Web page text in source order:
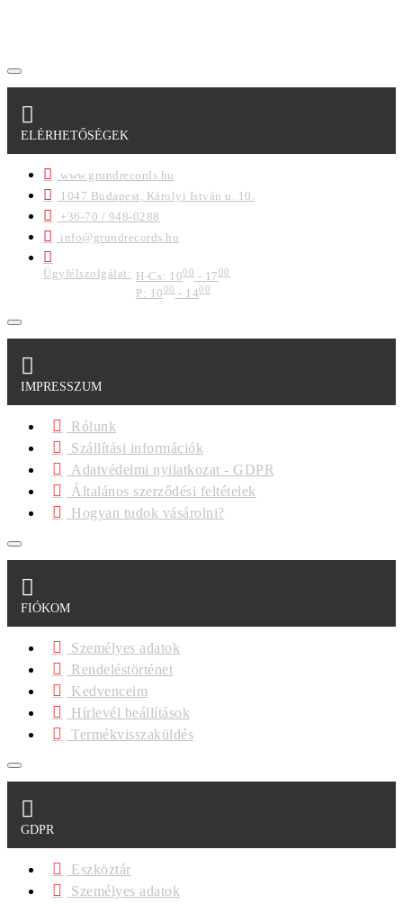
ELÉRHETŐSÉGEK
www.grundrecords.hu
1047 Budapest, Károlyi István u. 10.
+36-70 / 948-0288
info@grundrecords.hu
Ügyfélszolgálat: H-Cs: 1000 - 1700
P: 1000- 1400
IMPRESSZUM
Rólunk
Szállítási információk
Adatvédelmi nyilatkozat - GDPR
Általános szerződési feltételek
Hogyan tudok vásárolni?
FIÓKOM
Személyes adatok
Rendeléstörténet
Kedvenceim
Hírlevél beállítások
Termékvisszaküldés
GDPR
Eszköztár
Személyes adatok